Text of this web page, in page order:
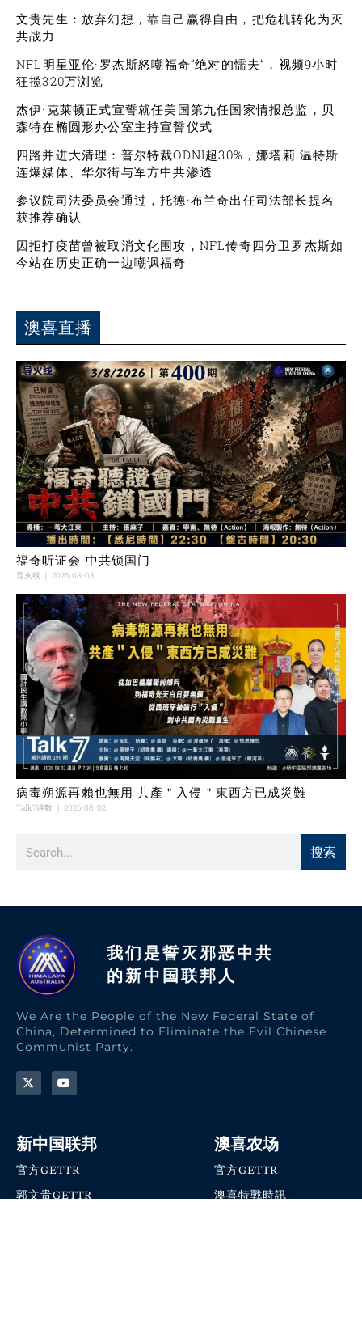
文贵先生：放弃幻想，靠自己赢得自由，把危机转化为灭
共战力
NFL明星亚伦·罗杰斯怒嘲福奇“绝对的懦夫”，视频9小时
狂揽320万浏览
杰伊·克莱顿正式宣誓就任美国第九任国家情报总监，贝
森特在椭圆形办公室主持宣誓仪式
四路并进大清理：普尔特裁ODNI超30%，娜塔莉·温特斯
连爆媒体、华尔街与军方中共渗透
参议院司法委员会通过，托德·布兰奇出任司法部长提名
获推荐确认
因拒打疫苗曾被取消文化围攻，NFL传奇四分卫罗杰斯如
今站在历史正确一边嘲讽福奇
澳喜直播
福奇听证会 中共锁国门
导火线 2026-08-03
病毒朔源再賴也無用 共產＂入侵＂東西方已成災難
Talk7讲数 2026-08-02
搜索
我们是誓灭邪恶中共
的新中国联邦人​
We Are the People of the New Federal State of
China, Determined to Eliminate the Evil Chinese
Communist Party.
新中国联邦
官方GETTR
郭文贵GETTR
澳喜农场
官方GETTR
澳喜特戰時訊